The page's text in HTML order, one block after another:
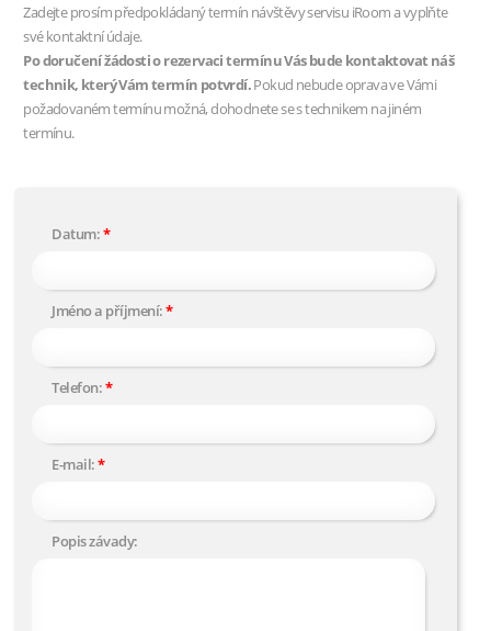
Zadejte prosím předpokládaný termín návštěvy servisu iRoom a vyplňte
své kontaktní údaje.
Po doručení žádosti o rezervaci termínu Vás bude kontaktovat náš
technik, který Vám termín potvrdí.Pokud nebude oprava ve Vámi
požadovaném termínu možná, dohodnete se s technikem na jiném
termínu.
Datum:
Jméno a příjmení:
Telefon:
E-mail:
Popis závady: